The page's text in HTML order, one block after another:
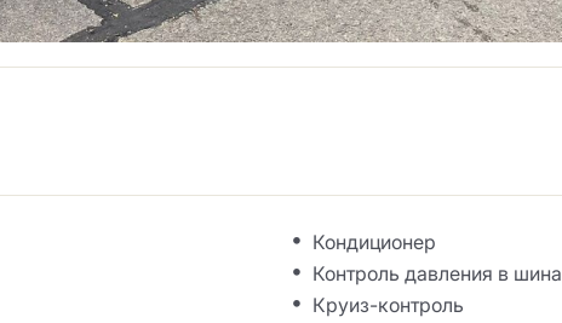
Кондиционер
Контроль давления в
Круиз-контроль